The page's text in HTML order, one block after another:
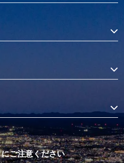
ご注意ください